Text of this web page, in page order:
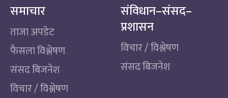
समाचार
ताजा अपडेट
फैसला विश्लेषण
संसद बिजनेश
विचार / विश्लेषण
संविधान–संसद–
प्रशासन
विचार / विश्लेषण
संसद बिजनेश